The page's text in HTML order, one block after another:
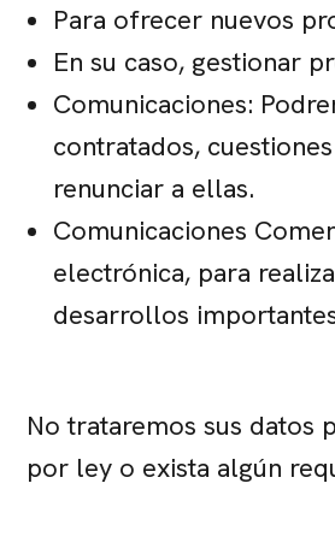
Para ofrecer nuevos
En su caso, gestionar
Comunicaciones:
contratados,
renunciar a ellas.
Comunicaciones
electrónica, para
desarrollos
No trataremos sus datos
por ley o exista algún